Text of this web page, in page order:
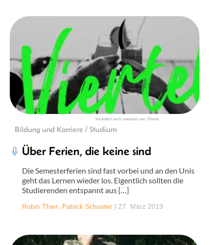
Verändert nach: rawpixel.com | Pexels
Bildung und Karriere / Studium
Über Ferien, die keine sind
Die Semesterferien sind fast vorbei und an den Unis
geht das Lernen wieder los. Eigentlich sollten die
Studierenden entspannt aus […]
Robin Thier Patrick Schuster | 27. März 2019